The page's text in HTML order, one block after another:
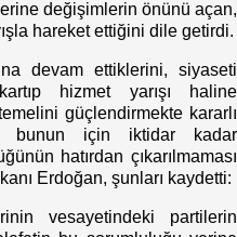
değişimlerin önünü açan,
hareket ettiğini dile getirdi.
devam ettiklerini, siyaseti
hizmet yarışı haline
güçlendirmekte kararlı
bunun için iktidar kadar
hatırdan çıkarılmaması
Erdoğan, şunları kaydetti:
vesayetindeki partilerin